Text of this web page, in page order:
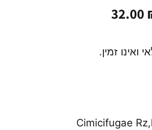
32.00
זמין.